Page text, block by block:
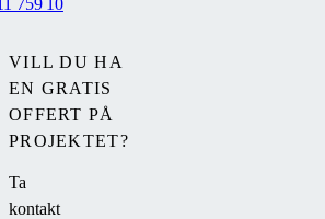
i
inomhuskomfort
VILL DU HA
EN GRATIS
OFFERT PÅ
PROJEKTET?
Ta
kontakt
759 10